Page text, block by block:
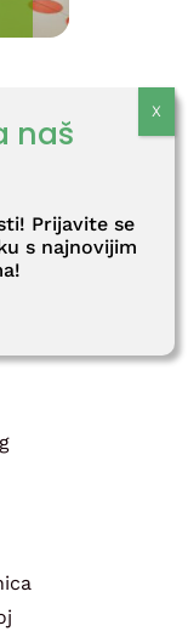
u
naš
Prijavite se
s najnovijim